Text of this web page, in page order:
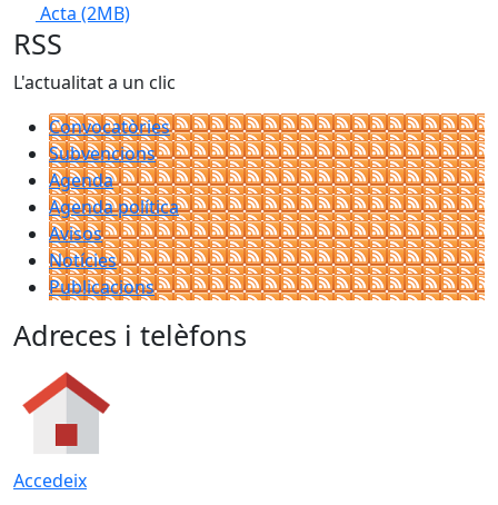
Acta (2MB)
RSS
L'actualitat a un clic
Convocatòries
Subvencions
Agenda
Agenda política
Avisos
Notícies
Publicacions
Adreces i telèfons
Accedeix